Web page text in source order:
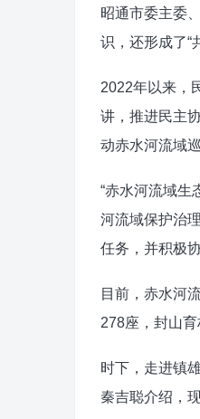
昭通市委主委
识，还形成了“
2022年以来，
讲，推进民主
动赤水河流域
“赤水河流域生
河流域保护治
任务，并积极
目前，赤水河
278座，封山育
时下，走进镇
秦吉聪介绍，